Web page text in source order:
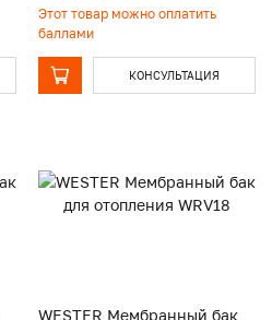
Этот товар можно оплатить
баллами
КОНСУЛЬТАЦИЯ
WESTER Мембранный бак